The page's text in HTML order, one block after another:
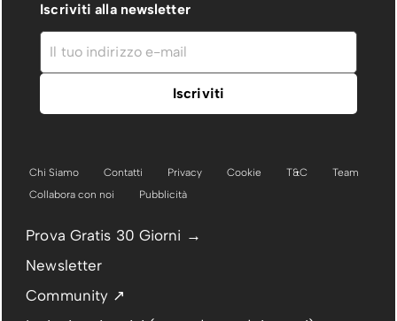
Iscriviti alla newsletter
Chi Siamo Contatti Privacy Cookie T&C
Team
Collabora con noi
Pubblicità
Prova Gratis 30 Giorni →
Newsletter
Community ↗